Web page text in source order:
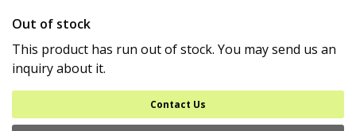
Out of stock
This product has run out of stock. You may send us an
inquiry about it.
Contact Us